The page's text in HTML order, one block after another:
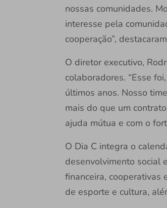
nossas comunidades.
interesse pela
cooperação”,
O diretor executivo,
colaboradores. “Esse
últimos anos. Nosso
mais do que um
ajuda mútua e com o
O Dia C integra o
desenvolvimento social
financeira, cooperativas
de esporte e cultura,